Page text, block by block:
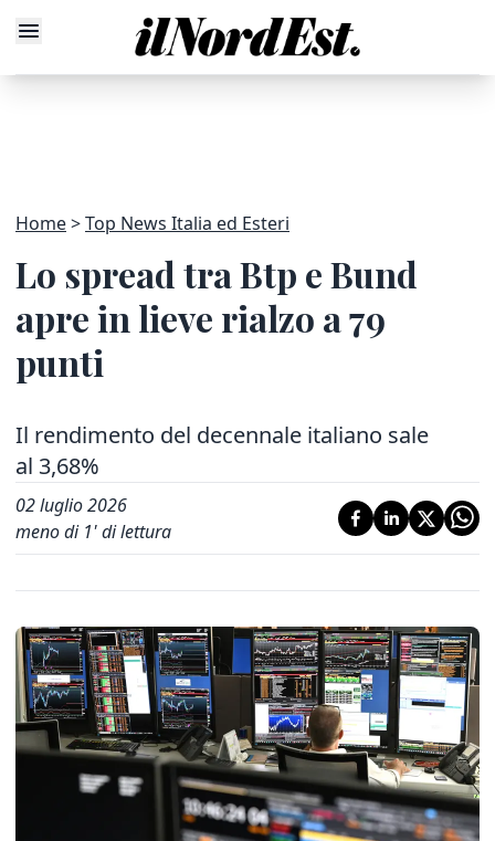
Home Top News Italia ed Esteri
Lo spread tra Btp e Bund
apre in lieve rialzo a 79
punti
Il rendimento del decennale italiano sale
al 3,68%
02 luglio 2026
meno di 1' di lettura